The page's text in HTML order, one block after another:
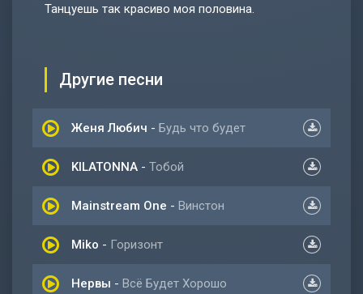
Танцуешь так красиво моя половина.
Другие песни
Женя Любич - Будь что будет
KILATONNA - Тобой
Mainstream One - Винстон
Miko - Горизонт
Нервы - Всё Будет Хорошо